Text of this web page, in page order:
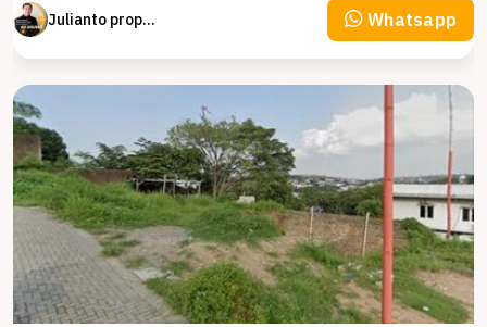
Julianto property Julianto Whatsapp